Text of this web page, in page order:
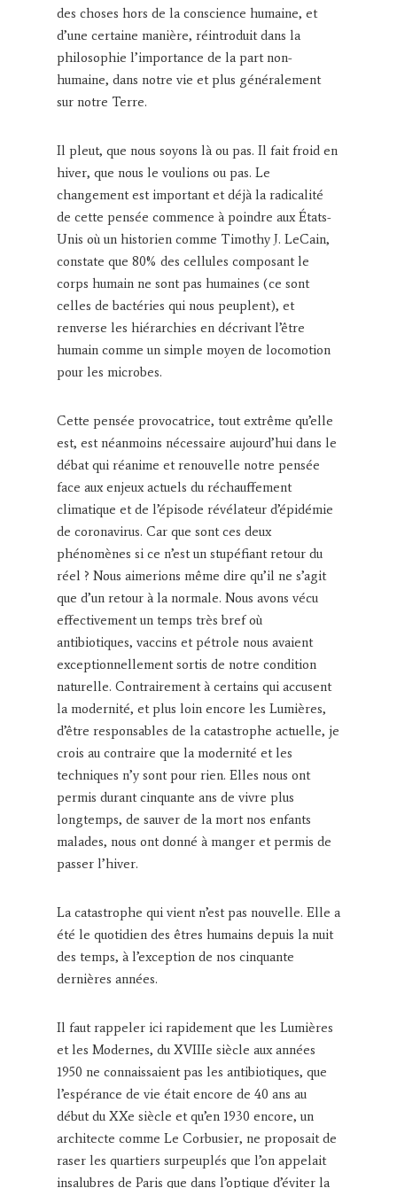
des choses hors de la conscience humaine, et
d’une certaine manière, réintroduit dans la
philosophie l’importance de la part non-
humaine, dans notre vie et plus généralement
sur notre Terre.
Il pleut, que nous soyons là ou pas. Il fait froid en
hiver, que nous le voulions ou pas. Le
changement est important et déjà la radicalité
de cette pensée commence à poindre aux États-
Unis où un historien comme Timothy J. LeCain,
constate que 80% des cellules composant le
corps humain ne sont pas humaines (ce sont
celles de bactéries qui nous peuplent), et
renverse les hiérarchies en décrivant l’être
humain comme un simple moyen de locomotion
pour les microbes.
Cette pensée provocatrice, tout extrême qu’elle
est, est néanmoins nécessaire aujourd’hui dans le
débat qui réanime et renouvelle notre pensée
face aux enjeux actuels du réchauffement
climatique et de l’épisode révélateur d’épidémie
de coronavirus. Car que sont ces deux
phénomènes si ce n’est un stupéfiant retour du
réel ? Nous aimerions même dire qu’il ne s’agit
que d’un retour à la normale. Nous avons vécu
effectivement un temps très bref où
antibiotiques, vaccins et pétrole nous avaient
exceptionnellement sortis de notre condition
naturelle. Contrairement à certains qui accusent
la modernité, et plus loin encore les Lumières,
d’être responsables de la catastrophe actuelle, je
crois au contraire que la modernité et les
techniques n’y sont pour rien. Elles nous ont
permis durant cinquante ans de vivre plus
longtemps, de sauver de la mort nos enfants
malades, nous ont donné à manger et permis de
passer l’hiver.
La catastrophe qui vient n’est pas nouvelle. Elle a
été le quotidien des êtres humains depuis la nuit
des temps, à l’exception de nos cinquante
dernières années.
Il faut rappeler ici rapidement que les Lumières
et les Modernes, du XVIIIe siècle aux années
1950 ne connaissaient pas les antibiotiques, que
l’espérance de vie était encore de 40 ans au
début du XXe siècle et qu’en 1930 encore, un
architecte comme Le Corbusier, ne proposait de
raser les quartiers surpeuplés que l’on appelait
insalubres de Paris que dans l’optique d’éviter la